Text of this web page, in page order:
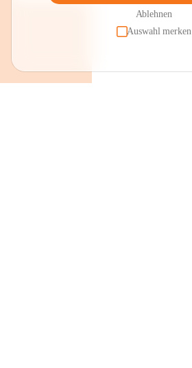
Ablehnen
Auswahl merken